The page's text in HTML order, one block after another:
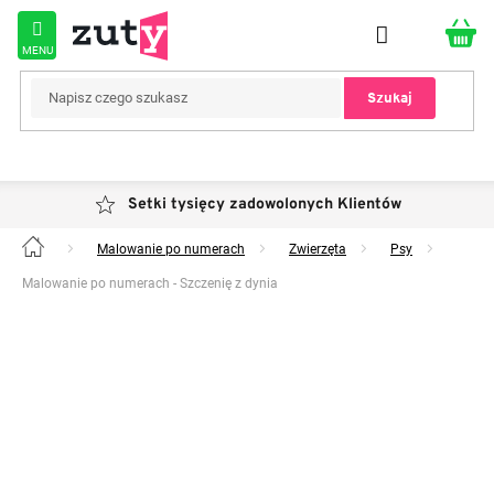
Przejść
treści
Szukaj
Setki tysięcy zadowolonych Klientów
Home Malowanie po numerach Zwierzęta Psy
Malowanie po numerach - Szczenię z dynia